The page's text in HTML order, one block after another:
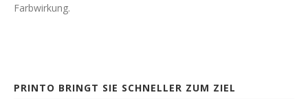
Farbwirkung.
PRINTO BRINGT SIE SCHNELLER ZUM ZIEL